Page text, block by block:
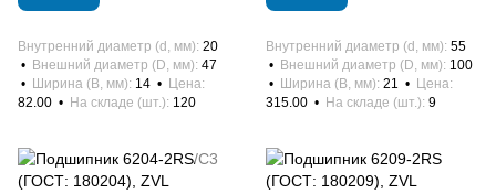
Внутренний диаметр (d, мм) 20
Внешний диаметр (D, мм) 47
Ширина (B, мм) 14
Цена
82.00
На складе (шт.) 120
Внутренний диаметр (d, мм) 55
Внешний диаметр (D, мм) 100
Ширина (B, мм) 21
Цена
315.00
На складе (шт.) 9